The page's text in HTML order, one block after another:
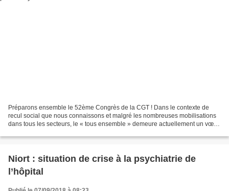
Préparons ensemble le 52ème Congrès de la CGT ! Dans le contexte de
recul social que nous connaissons et malgré les nombreuses mobilisations
dans tous les secteurs, le « tous ensemble » demeure actuellement un vœu
Niort : situation de crise à la psychiatrie de
l’hôpital